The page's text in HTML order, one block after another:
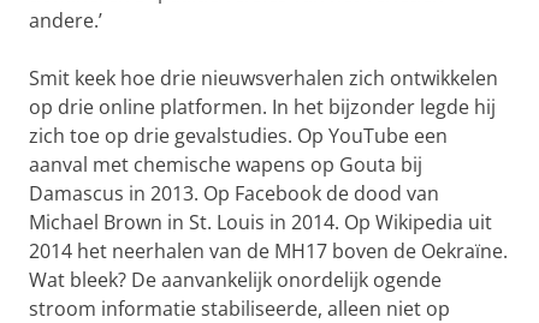
andere.’
Smit keek hoe drie nieuwsverhalen zich ontwikkelen
op drie online platformen. In het bijzonder legde hij
zich toe op drie gevalstudies. Op YouTube een
aanval met chemische wapens op Gouta bij
Damascus in 2013. Op Facebook de dood van
Michael Brown in St. Louis in 2014. Op Wikipedia uit
2014 het neerhalen van de MH17 boven de Oekraïne.
Wat bleek? De aanvankelijk onordelijk ogende
stroom informatie stabiliseerde, alleen niet op